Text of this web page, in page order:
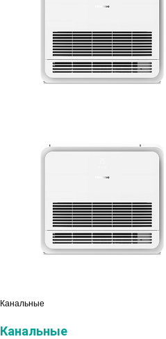
Канальные
Канальные